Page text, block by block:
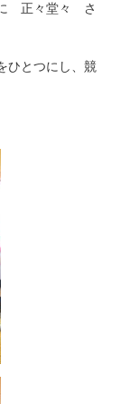
に 正々堂々 さ
ひとつにし、競